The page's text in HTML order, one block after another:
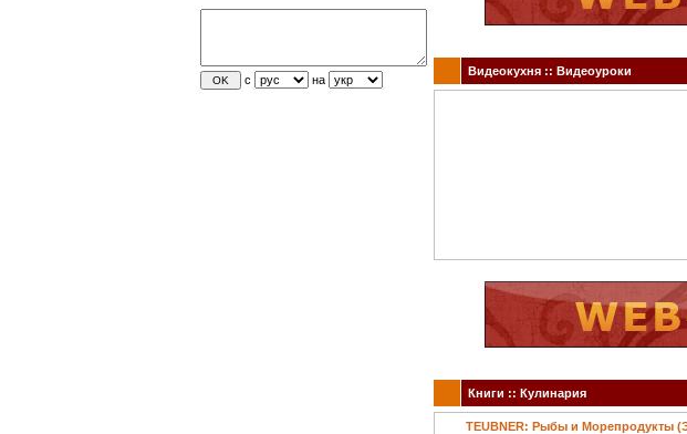
с на
Видеокухня :: Видеоуроки
Книги :: Кулинария
TEUBNER: Рыбы и Морепродукты